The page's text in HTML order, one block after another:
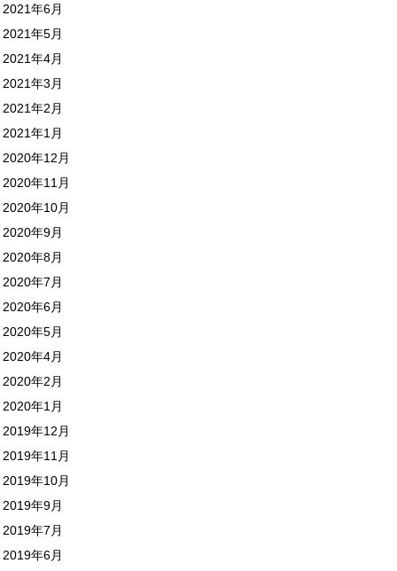
2021年6月
2021年5月
2021年4月
2021年3月
2021年2月
2021年1月
2020年12月
2020年11月
2020年10月
2020年9月
2020年8月
2020年7月
2020年6月
2020年5月
2020年4月
2020年2月
2020年1月
2019年12月
2019年11月
2019年10月
2019年9月
2019年7月
2019年6月